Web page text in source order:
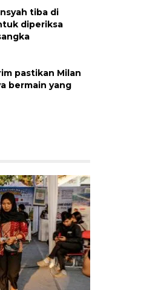
tiba di
diperiksa
pastikan Milan
bermain yang